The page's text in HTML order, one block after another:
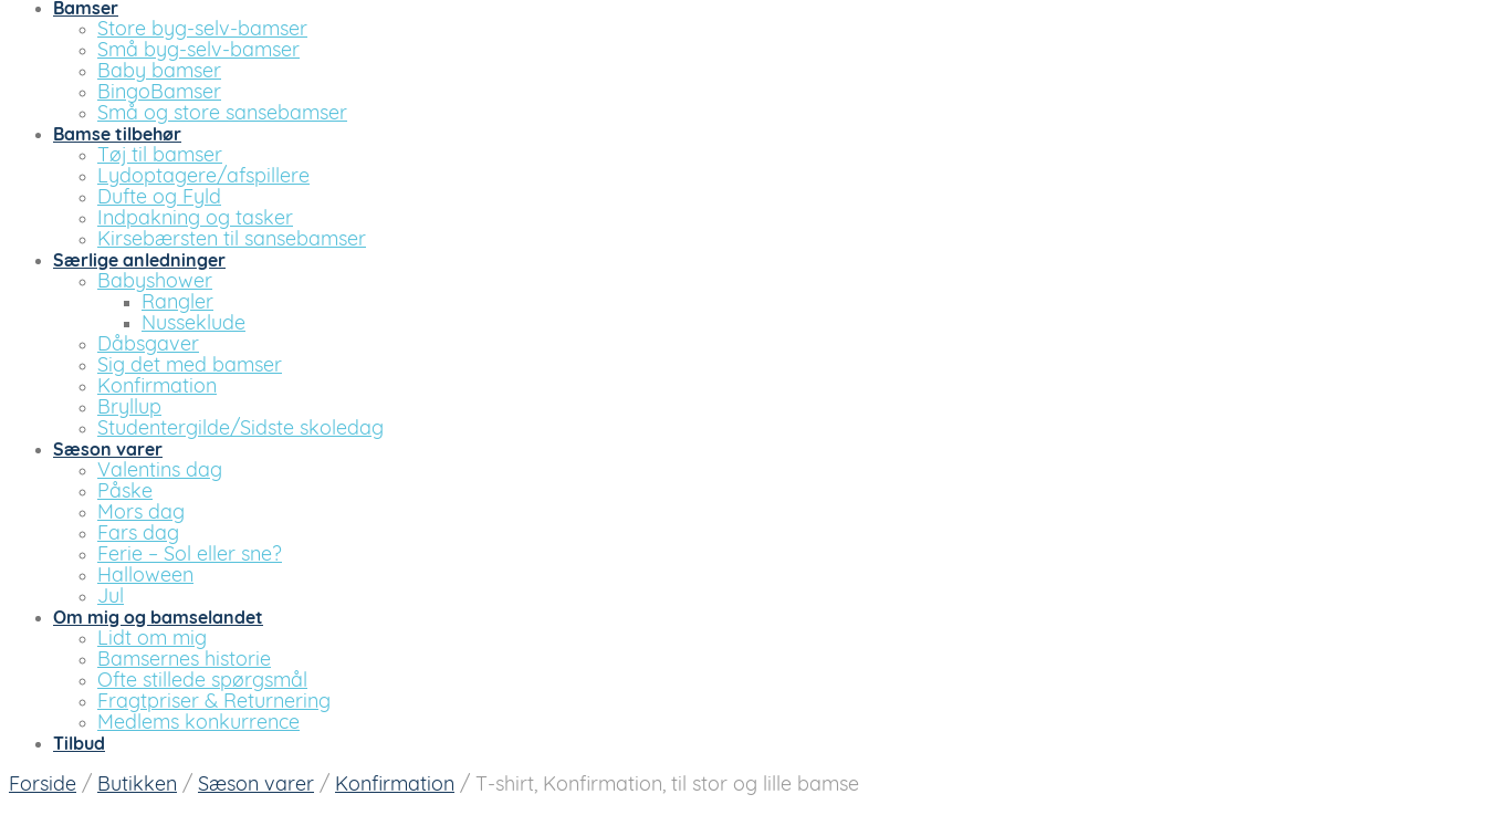
Bamser
Store byg-selv-bamser
Små byg-selv-bamser
Baby bamser
BingoBamser
Små og store sansebamser
Bamse tilbehør
Tøj til bamser
Lydoptagere/afspillere
Dufte og Fyld
Indpakning og tasker
Kirsebærsten til sansebamser
Særlige anledninger
Babyshower
Rangler
Nusseklude
Dåbsgaver
Sig det med bamser
Konfirmation
Bryllup
Studentergilde/Sidste skoledag
Sæson varer
Valentins dag
Påske
Mors dag
Fars dag
Ferie – Sol eller sne?
Halloween
Jul
Om mig og bamselandet
Lidt om mig
Bamsernes historie
Ofte stillede spørgsmål
Fragtpriser & Returnering
Medlems konkurrence
Tilbud
Forside / Butikken / Sæson varer / Konfirmation / T-shirt, Konfirmation, til stor og lille bamse